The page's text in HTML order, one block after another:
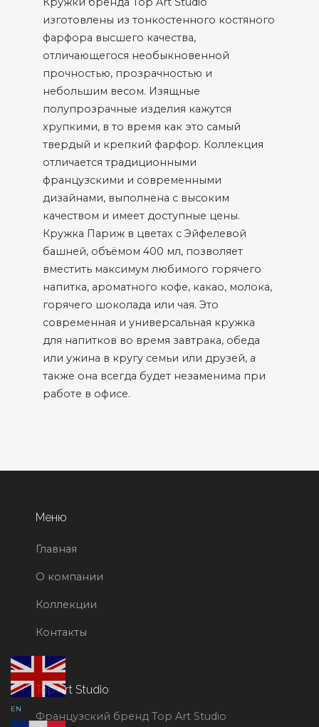
изготовлены из тонкостенного костяного
фарфора высшего качества,
отличающегося необыкновенной
прочностью, прозрачностью и
небольшим весом. Изящные
полупрозрачные изделия кажутся
хрупкими, в то время как это самый
твердый и крепкий фарфор. Коллекция
отличается традиционными
французскими и современными
дизайнами, выполнена с высоким
качеством и имеет доступные цены.
Кружка Париж в цветах с Эйфелевой
башней, объёмом 400 мл, позволяет
вместить максимум любимого горячего
напитка, ароматного кофе, какао, молока,
горячего шоколада или чая. Это
современная и универсальная кружка
для напитков во время завтрака, обеда
или ужина в кругу семьи или друзей, а
также она всегда будет незаменима при
работе в офисе.
Меню
Главная
О компании
Коллекции
Контакты
Top Art Studio
Французский бренд Top Art Studio
EN